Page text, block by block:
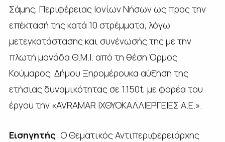
Σάμης, Περιφέρειας Ιονίων Νήσων ως προς την
επέκτασή της κατά 10 στρέμματα, λόγω
μετεγκατάστασης και συνένωσής της με την
πλωτή μονάδα Θ.Μ.Ι. από τη θέση Όρμος
Κούμαρος, Δήμου Ξηρομέρουκα αύξηση της
ετήσιας δυναμικότητας σε 1.150t, με φορέα του
έργου την «AVRAMAR ΙΧΘΥΟΚΑΛΛΙΕΡΓΕΙΕΣ Α.Ε.».
Εισηγητής: Ο Θεματικός Αντιπεριφερειάρχης